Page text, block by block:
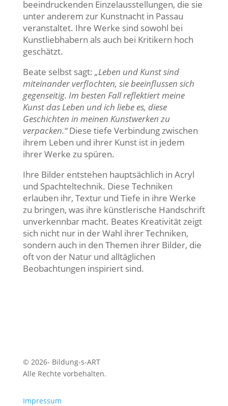
beeindruckenden Einzelausstellungen, die sie
unter anderem zur Kunstnacht in Passau
veranstaltet. Ihre Werke sind sowohl bei
Kunstliebhabern als auch bei Kritikern hoch
geschätzt.
Beate selbst sagt: „Leben und Kunst sind
miteinander verflochten, sie beeinflussen sich
gegenseitig. Im besten Fall reflektiert meine
Kunst das Leben und ich liebe es, diese
Geschichten in meinen Kunstwerken zu
verpacken.“Diese tiefe Verbindung zwischen
ihrem Leben und ihrer Kunst ist in jedem
ihrer Werke zu spüren.
Ihre Bilder entstehen hauptsächlich in Acryl
und Spachteltechnik. Diese Techniken
erlauben ihr, Textur und Tiefe in ihre Werke
zu bringen, was ihre künstlerische Handschrift
unverkennbar macht. Beates Kreativität zeigt
sich nicht nur in der Wahl ihrer Techniken,
sondern auch in den Themen ihrer Bilder, die
oft von der Natur und alltäglichen
Beobachtungen inspiriert sind.
© 2026- Bildung-s-ART
Alle Rechte vorbehalten.
Impressum